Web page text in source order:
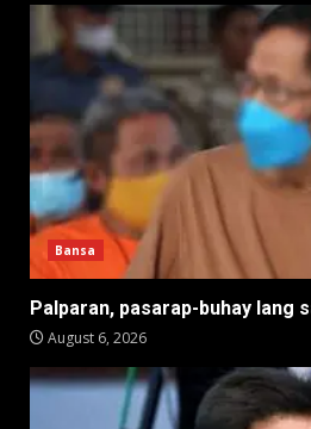
Bansa
Palparan, pasarap-buhay lang
August 6, 2026